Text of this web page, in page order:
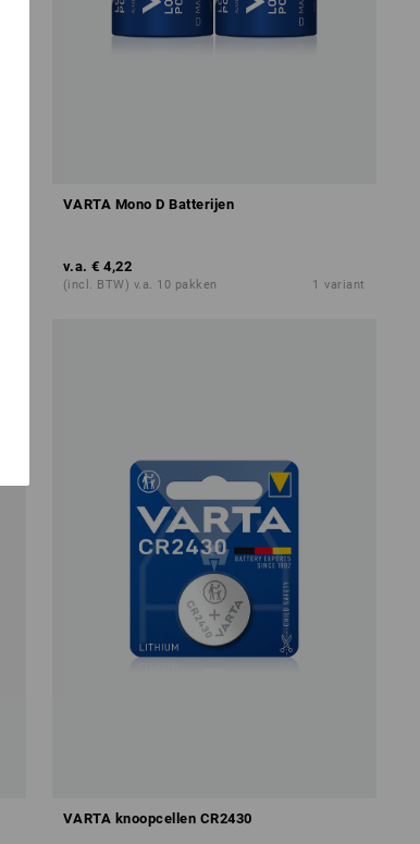
VARTA Mono D Batterijen
v.a. € 4,22
(incl. BTW) v.a. 10 pakken 1 variant
VARTA knoopcellen CR2430